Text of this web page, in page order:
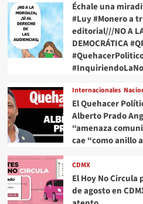
Échale una
#Luy #Monero a
editorial///NO A LA
DEMOCRÁTICA
Internacionales
El Quehacer
Alberto Prado
“amenaza
cae “como anillo
CDMX
El Hoy No
de agosto en